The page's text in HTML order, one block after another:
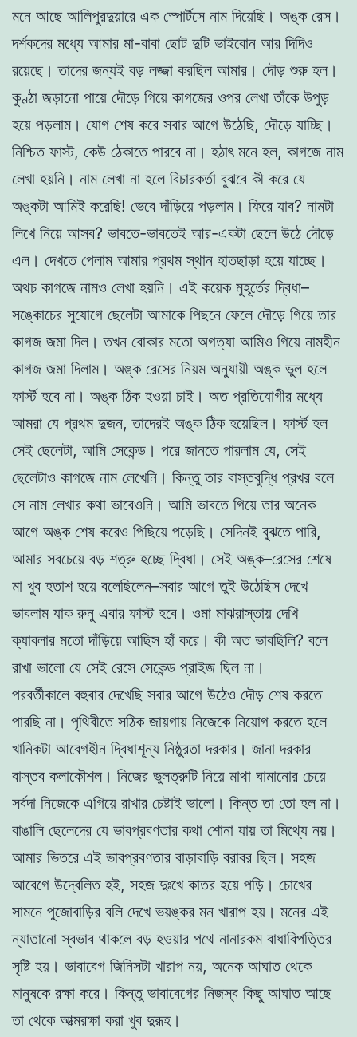
মনে আছে আলিপুরদুয়ারে এক স্পোর্টসে নাম দিয়েছি। অঙ্ক রেস।
দর্শকদের মধ্যে আমার মা-বাবা ছোট দুটি ভাইবোন আর দিদিও
রয়েছে। তাদের জন্যই বড় লজ্জা করছিল আমার। দৌড় শুরু হল।
কুণ্ঠা জড়ানো পায়ে দৌড়ে গিয়ে কাগজের ওপর লেখা তাঁকে উপুড়
হয়ে পড়লাম। যোগ শেষ করে সবার আগে উঠেছি, দৌড়ে যাচ্ছি।
নিশ্চিত ফাস্ট, কেউ ঠেকাতে পারবে না। হঠাৎ মনে হল, কাগজে নাম
লেখা হয়নি। নাম লেখা না হলে বিচারকর্তা বুঝবে কী করে যে
অঙ্কটা আমিই করেছি! ভেবে দাঁড়িয়ে পড়লাম। ফিরে যাব? নামটা
লিখে নিয়ে আসব? ভাবতে-ভাবতেই আর-একটা ছেলে উঠে দৌড়ে
এল। দেখতে পেলাম আমার প্রথম স্থান হাতছাড়া হয়ে যাচ্ছে।
অথচ কাগজে নামও লেখা হয়নি। এই কয়েক মুহূর্তের দ্বিধা–
সঙ্কোচের সুযোগে ছেলেটা আমাকে পিছনে ফেলে দৌড়ে গিয়ে তার
কাগজ জমা দিল। তখন বোকার মতো অগত্যা আমিও গিয়ে নামহীন
কাগজ জমা দিলাম। অঙ্ক রেসের নিয়ম অনুযায়ী অঙ্ক ভুল হলে
ফার্স্ট হবে না। অঙ্ক ঠিক হওয়া চাই। অত প্রতিযোগীর মধ্যে
আমরা যে প্রথম দুজন, তাদেরই অঙ্ক ঠিক হয়েছিল। ফার্স্ট হল
সেই ছেলেটা, আমি সেকেন্ড। পরে জানতে পারলাম যে, সেই
ছেলেটাও কাগজে নাম লেখেনি। কিন্তু তার বাস্তবুদ্ধি প্রখর বলে
সে নাম লেখার কথা ভাবেওনি। আমি ভাবতে গিয়ে তার অনেক
আগে অঙ্ক শেষ করেও পিছিয়ে পড়েছি। সেদিনই বুঝতে পারি,
আমার সবচেয়ে বড় শত্রু হচ্ছে দ্বিধা। সেই অঙ্ক–রেসের শেষে
মা খুব হতাশ হয়ে বলেছিলেন–সবার আগে তুই উঠেছিস দেখে
ভাবলাম যাক রুনু এবার ফাস্ট হবে। ওমা মাঝরাস্তায় দেখি
ক্যাবলার মতো দাঁড়িয়ে আছিস হাঁ করে। কী অত ভাবছিলি? বলে
রাখা ভালো যে সেই রেসে সেকেন্ড প্রাইজ ছিল না।
পরবর্তীকালে বহুবার দেখেছি সবার আগে উঠেও দৌড় শেষ করতে
পারছি না। পৃথিবীতে সঠিক জায়গায় নিজেকে নিয়োগ করতে হলে
খানিকটা আবেগহীন দ্বিধাশূন্য নিষ্ঠুরতা দরকার। জানা দরকার
বাস্তব কলাকৌশল। নিজের ভুলত্রুটি নিয়ে মাথা ঘামানোর চেয়ে
সর্বদা নিজেকে এগিয়ে রাখার চেষ্টাই ভালো। কিন্ত তা তো হল না।
বাঙালি ছেলেদের যে ভাবপ্রবণতার কথা শোনা যায় তা মিথ্যে নয়।
আমার ভিতরে এই ভাবপ্রবণতার বাড়াবাড়ি বরাবর ছিল। সহজ
আবেগে উদ্বেলিত হই, সহজ দুঃখে কাতর হয়ে পড়ি। চোখের
সামনে পুজোবাড়ির বলি দেখে ভয়ঙ্কর মন খারাপ হয়। মনের এই
ন্যাতানো স্বভাব থাকলে বড় হওয়ার পথে নানারকম বাধাবিপত্তির
সৃষ্টি হয়। ভাবাবেগ জিনিসটা খারাপ নয়, অনেক আঘাত থেকে
মানুষকে রক্ষা করে। কিন্তু ভাবাবেগের নিজস্ব কিছু আঘাত আছে
তা থেকে আত্মরক্ষা করা খুব দুরূহ।